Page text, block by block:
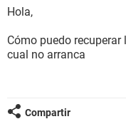
Hola,
Cómo puedo
cual no arranca
Compartir